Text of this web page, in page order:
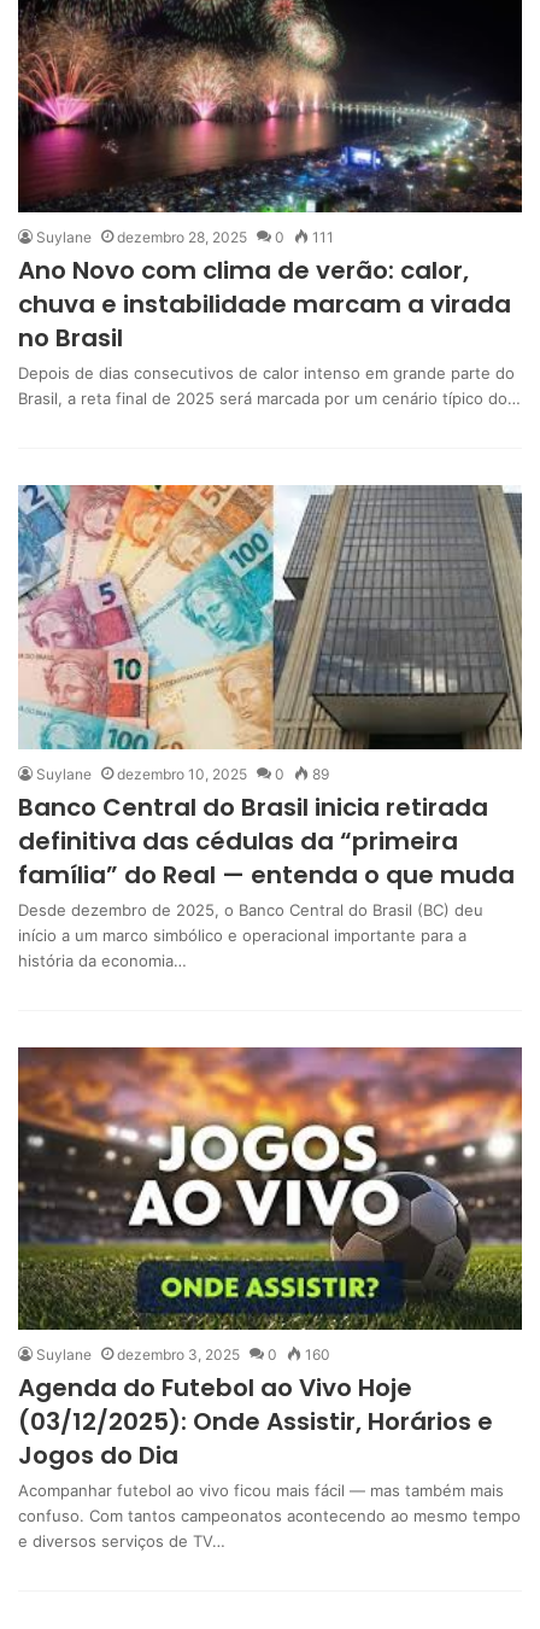
Suylane dezembro 28, 2025 0 111
Ano Novo com clima de verão: calor,
chuva e instabilidade marcam a virada
no Brasil
Depois de dias consecutivos de calor intenso em grande parte do
Brasil, a reta final de 2025 será marcada por um cenário típico do…
Suylane dezembro 10, 2025 0 89
Banco Central do Brasil inicia retirada
definitiva das cédulas da “primeira
família” do Real — entenda o que muda
Desde dezembro de 2025, o Banco Central do Brasil (BC) deu
início a um marco simbólico e operacional importante para a
história da economia…
Suylane dezembro 3, 2025 0 160
Agenda do Futebol ao Vivo Hoje
(03/12/2025): Onde Assistir, Horários e
Jogos do Dia
Acompanhar futebol ao vivo ficou mais fácil — mas também mais
confuso. Com tantos campeonatos acontecendo ao mesmo tempo
e diversos serviços de TV…